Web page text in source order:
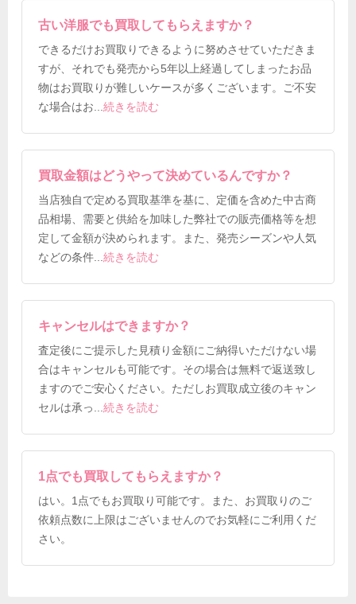
古い洋服でも買取してもらえますか？
できるだけお買取りできるように努めさせていただきま
すが、それでも発売から5年以上経過してしまったお品
物はお買取りが難しいケースが多くございます。ご不安
な場合はお...続きを読む
買取金額はどうやって決めているんですか？
当店独自で定める買取基準を基に、定価を含めた中古商
品相場、需要と供給を加味した弊社での販売価格等を想
定して金額が決められます。また、発売シーズンや人気
などの条件 ...続きを読む
キャンセルはできますか？
査定後にご提示した見積り金額にご納得いただけない場
合はキャンセルも可能です。その場合は無料で返送致し
ますのでご安心ください。ただしお買取成立後のキャン
セルは承っ
...続きを読む
1点でも買取してもらえますか？
はい。1点でもお買取り可能です。また、お買取りのご
依頼点数に上限はございませんのでお気軽にご利用くだ
さい。